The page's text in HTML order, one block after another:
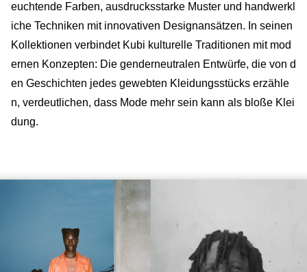
euchtende Farben, ausdrucksstarke Muster und handwerkl
iche Techniken mit innovativen Designansätzen. In seinen
Kollektionen verbindet Kubi kulturelle Traditionen mit mod
ernen Konzepten: Die genderneutralen Entwürfe, die von d
en Geschichten jedes gewebten Kleidungsstücks erzähle
n, verdeutlichen, dass Mode mehr sein kann als bloße Klei
dung.